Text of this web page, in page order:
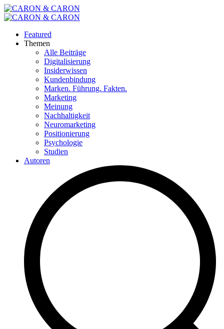
Featured
Themen
Alle Beiträge
Digitalisierung
Insiderwissen
Kundenbindung
Marken. Führung. Fakten.
Marketing
Meinung
Nachhaltigkeit
Neuromarketing
Positionierung
Psychologie
Studien
Autoren